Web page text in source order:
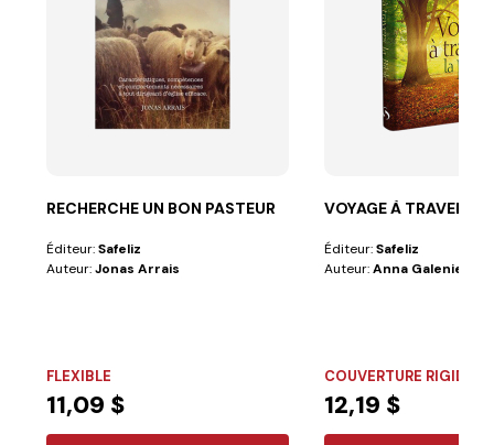
RECHERCHE UN BON PASTEUR
Éditeur:Safeliz
Auteur:Jonas Arrais
FLEXIBLE
11,09 $
VOYAGE À TRAVERS
Éditeur:Safeliz
Auteur:Anna Galeniece
COUVERTURE RIGIDE
12,19 $